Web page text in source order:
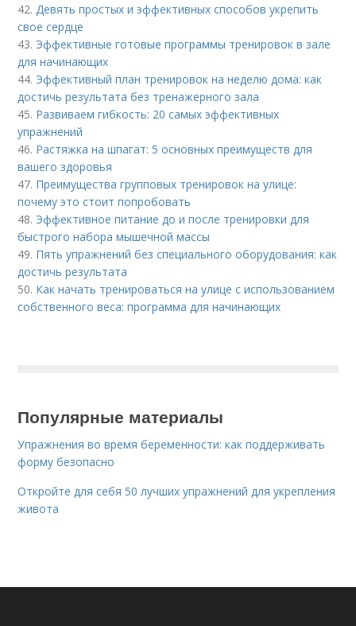
42. Девять простых и эффективных способов укрепить
свое сердце
43. Эффективные готовые программы тренировок в зале
для начинающих
44. Эффективный план тренировок на неделю дома: как
достичь результата без тренажерного зала
45. Развиваем гибкость: 20 самых эффективных
упражнений
46. Растяжка на шпагат: 5 основных преимуществ для
вашего здоровья
47. Преимущества групповых тренировок на улице:
почему это стоит попробовать
48. Эффективное питание до и после тренировки для
быстрого набора мышечной массы
49. Пять упражнений без специального оборудования: как
достичь результата
50. Как начать тренироваться на улице с использованием
собственного веса: программа для начинающих
Популярные материалы
Упражнения во время беременности: как поддерживать
форму безопасно
Откройте для себя 50 лучших упражнений для укрепления
живота